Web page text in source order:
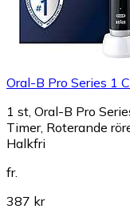
Oral-B Pro Series 1
1 st, Oral-B Pro
Timer, Roterande
Halkfri
fr.
387 kr